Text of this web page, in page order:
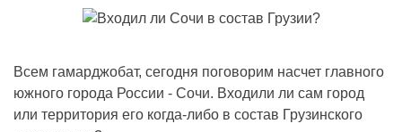
Всем гамарджобат, сегодня поговорим насчет главного
южного города России - Сочи. Входили ли сам город
или территория его когда-либо в состав Грузинского